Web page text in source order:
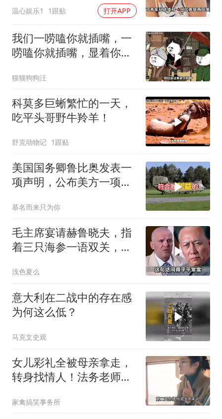
温心娱乐1 1跟贴 打开APP
我们一唠嗑你就插嘴，一
唠嗑你就插嘴，显着你
猫猫狗狗汪
科莫多巨蜥繁忙的一天，
吃平头哥野牛羚羊！
舒克动物记 1跟贴
美国国务卿鲁比奥发表一
项声明，公布美方一项重
慕名而来只为你
毛主席宴请赫鲁晓夫，指
着三只海参一语双关，赫
浅色夏么
意大利在二战中的存在感
为何这么低？
马克文史观
女儿彩礼全被母亲拿走，
转身找情人！法务老师硬
家禽搞笑事务所